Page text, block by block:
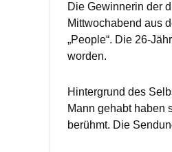
Die Gewinnerin der
Mittwochabend aus
„People“. Die 26-
worden.
Hintergrund des
Mann gehabt haben
berühmt. Die